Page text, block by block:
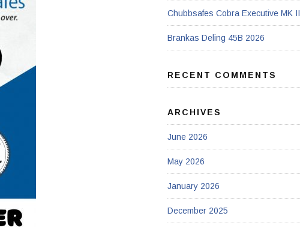
Chubbsafes Cobra Executive MK II
Brankas Deling 45B 2026
RECENT COMMENTS
ARCHIVES
June 2026
May 2026
January 2026
December 2025